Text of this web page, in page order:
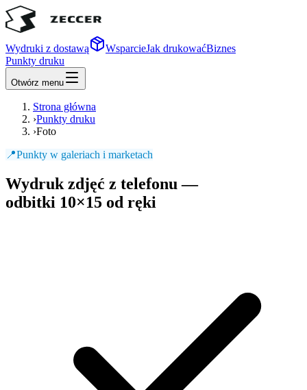
Wydruki z dostawą WsparcieJak drukowaćBiznes
Punkty druku
Otwórz menu
Strona główna
›Punkty druku
›Foto
📍Punkty w galeriach i marketach
Wydruk zdjęć z telefonu —
odbitki 10×15 od ręki